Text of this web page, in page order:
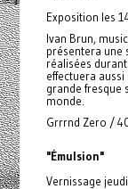
Exposition les
Ivan Brun,
présentera une
réalisées
effectuera
grande fresque
monde.
Grrrnd Zero /
"Émulsion"
Vernissage